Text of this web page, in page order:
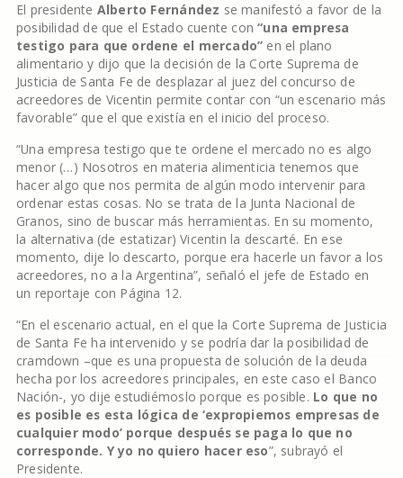
El presidente Alberto Fernández se manifestó a favor de la
posibilidad de que el Estado cuente con“una empresa
testigo para que ordene el mercado” en el plano
alimentario y dijo que la decisión de la Corte Suprema de
Justicia de Santa Fe de desplazar al juez del concurso de
acreedores de Vicentin permite contar con “un escenario más
favorable” que el que existía en el inicio del proceso.
“Una empresa testigo que te ordene el mercado no es algo
menor (…) Nosotros en materia alimenticia tenemos que
hacer algo que nos permita de algún modo intervenir para
ordenar estas cosas. No se trata de la Junta Nacional de
Granos, sino de buscar más herramientas. En su momento,
la alternativa (de estatizar) Vicentin la descarté. En ese
momento, dije lo descarto, porque era hacerle un favor a los
acreedores, no a la Argentina”, señaló el jefe de Estado en
un reportaje con Página 12.
“En el escenario actual, en el que la Corte Suprema de Justicia
de Santa Fe ha intervenido y se podría dar la posibilidad de
cramdown –que es una propuesta de solución de la deuda
hecha por los acreedores principales, en este caso el Banco
Nación-, yo dije estudiémoslo porque es posible. Lo que no
es posible es esta lógica de ‘expropiemos empresas de
cualquier modo’ porque después se paga lo que no
corresponde. Y yo no quiero hacer eso”, subrayó el
Presidente.